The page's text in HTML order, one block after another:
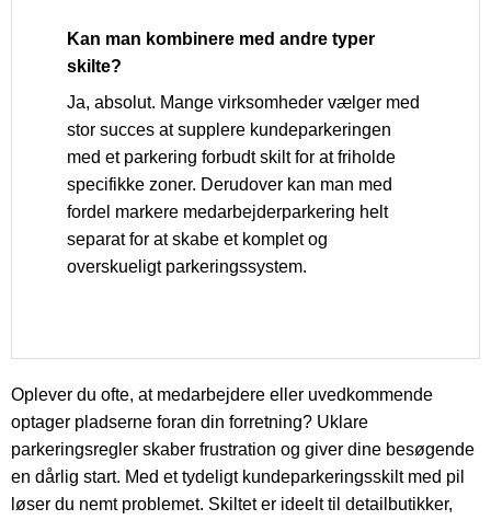
Kan man kombinere med andre typer
skilte?
Ja, absolut. Mange virksomheder vælger med
stor succes at supplere kundeparkeringen
med et parkering forbudt skilt for at friholde
specifikke zoner. Derudover kan man med
fordel markere medarbejderparkering helt
separat for at skabe et komplet og
overskueligt parkeringssystem.
Oplever du ofte, at medarbejdere eller uvedkommende
optager pladserne foran din forretning? Uklare
parkeringsregler skaber frustration og giver dine besøgende
en dårlig start. Med et tydeligt kundeparkeringsskilt med pil
løser du nemt problemet. Skiltet er ideelt til detailbutikker,